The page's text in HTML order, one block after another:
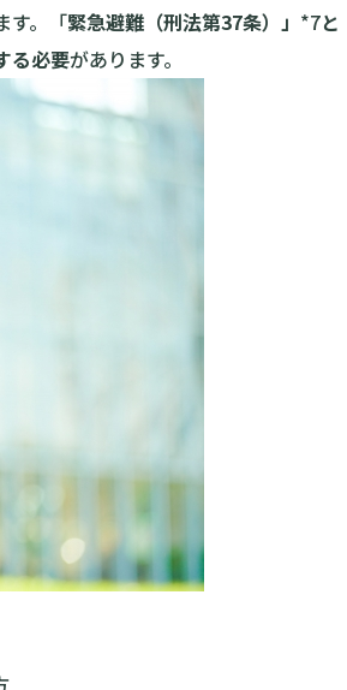
す。「緊急避難（刑法第37条）」 *7と
る必要があります。